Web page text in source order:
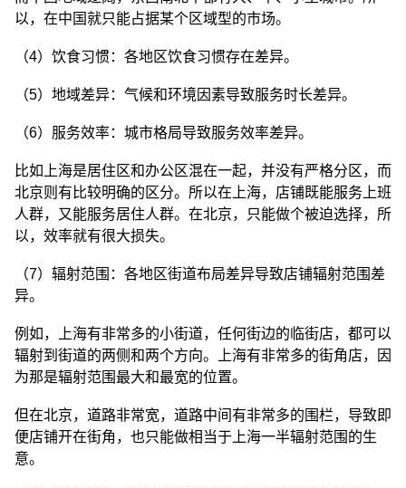
以，在中国就只能占据某个区域型的市场。
（4）饮食习惯：各地区饮食习惯存在差异。
（5）地域差异：气候和环境因素导致服务时长差异。
（6）服务效率：城市格局导致服务效率差异。
比如上海是居住区和办公区混在一起，并没有严格分区，而
北京则有比较明确的区分。所以在上海，店铺既能服务上班
人群，又能服务居住人群。在北京，只能做个被迫选择，所
以，效率就有很大损失。
（7）辐射范围：各地区街道布局差异导致店铺辐射范围差
异。
例如，上海有非常多的小街道，任何街边的临街店，都可以
辐射到街道的两侧和两个方向。上海有非常多的街角店，因
为那是辐射范围最大和最宽的位置。
但在北京，道路非常宽，道路中间有非常多的围栏，导致即
便店铺开在街角，也只能做相当于上海一半辐射范围的生
意。